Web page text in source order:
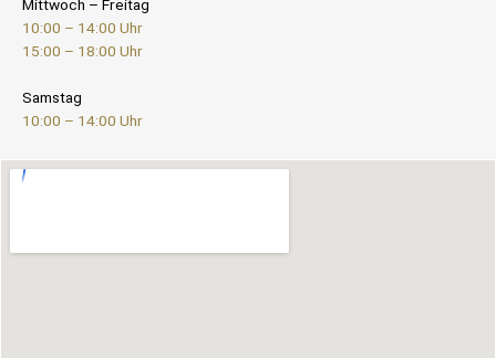
Mittwoch – Freitag
10:00 – 14:00 Uhr
15:00 – 18:00 Uhr
Samstag
10:00 – 14:00 Uhr